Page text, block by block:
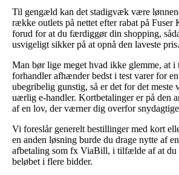
Til gengæld kan det stadigvæk være
række outlets på nettet efter rabat på Fuser
forud for at du færdiggør din shopping,
usvigeligt sikker på at opnå den laveste pris.
Man bør lige meget hvad ikke glemme, at
forhandler afhænder bedst i test varer for
ubegribelig gunstig, så er det for det meste
uærlig e-handler. Kortbetalinger er på den
af en lov, der værner dig overfor
Vi foreslår generelt bestillinger med kort
en anden løsning burde du drage nytte af
afbetaling som fx ViaBill, i tilfælde af at du
beløbet i flere bidder.